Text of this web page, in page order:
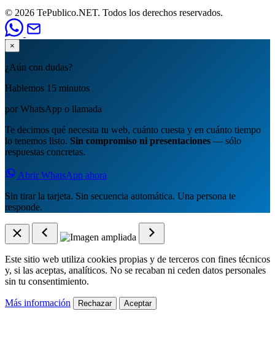
© 2026 TePublico.NET. Todos los derechos reservados.
×
¿Aún con dudas?
Hablemos 15 minutos
por WhatsApp o llamada
Te decimos qué necesita tu web, cuánto cuesta y en cuánto tiempo
lo tenemos listo. Sin compromiso ni presentaciones — sólo
respuestas concretas.
Abrir WhatsApp ahora
Sin tirar la tarjeta. Sin secuencia automática. Una persona te
responde.
Este sitio web utiliza cookies propias y de terceros con fines técnicos
y, si las aceptas, analíticos. No se recaban ni ceden datos personales
sin tu consentimiento.
Más información Rechazar Aceptar